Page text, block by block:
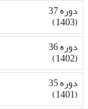
دوره 37
(1403)
دوره 36
(1402)
دوره 35
(1401)